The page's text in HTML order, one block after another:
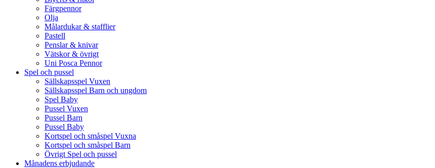
Färgpennor
Olja
Målardukar & stafflier
Pastell
Penslar & knivar
Vätskor & övrigt
Uni Posca Pennor
Spel och pussel
Sällskapsspel Vuxen
Sällskapsspel Barn och ungdom
Spel Baby
Pussel Vuxen
Pussel Barn
Pussel Baby
Kortspel och småspel Vuxna
Kortspel och småspel Barn
Övrigt Spel och pussel
Månadens erbjudande